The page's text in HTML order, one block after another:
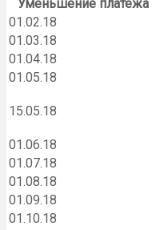
Уменьшение платежа
01.02.18
01.03.18
01.04.18
01.05.18
15.05.18
01.06.18
01.07.18
01.08.18
01.09.18
01.10.18